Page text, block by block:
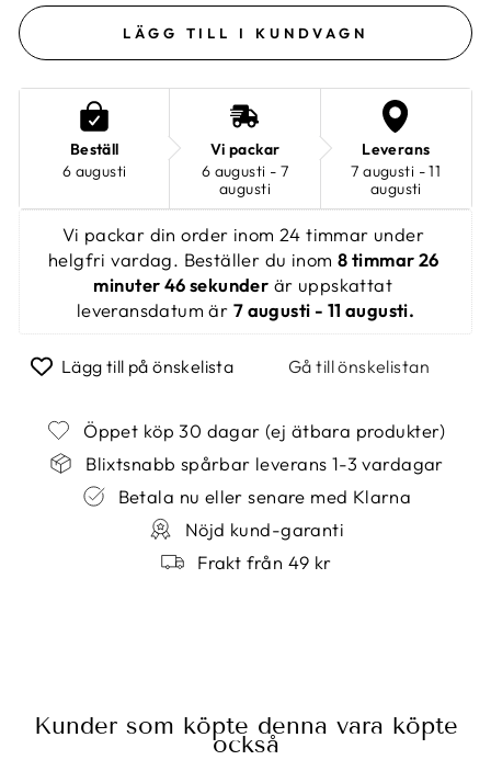
LÄGG TILL I KUNDVAGN
Beställ
6 augusti
Vi packar
6 augusti - 7
augusti
Leverans
7 augusti - 11
augusti
Vi packar din order inom 24 timmar under
helgfri vardag. Beställer du inom 8 timmar 26
minuter 45 sekunder är uppskattat
leveransdatum är 7 augusti - 11 augusti.
Lägg till på önskelista Gå till önskelistan
Öppet köp 30 dagar (ej ätbara produkter)
Blixtsnabb spårbar leverans 1-3 vardagar
Betala nu eller senare med Klarna
Nöjd kund-garanti
Frakt från 49 kr
Kunder som köpte denna vara köpte
också